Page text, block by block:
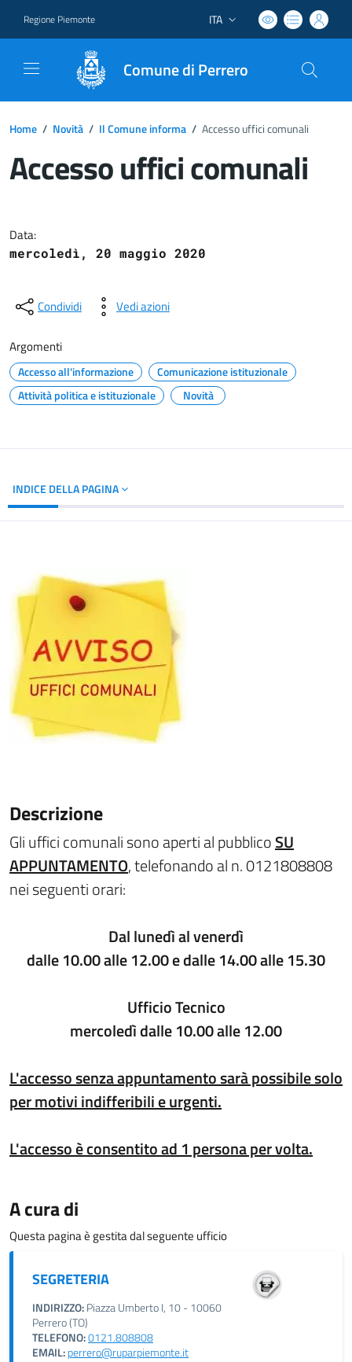
Regione Piemonte Lingua attiva:
ITA
Comune di Perrero
Home / Novità / Il Comune informa / Accesso uffici comunali
Accesso uffici comunali
Data:
mercoledì, 20 maggio 2020
Condividi Vedi azioni
Argomenti
Accesso all'informazione
Comunicazione istituzionale
Attività politica e istituzionale
Novità
INDICE DELLA PAGINA
Descrizione
Gli uffici comunali sono aperti al pubblicoSU
APPUNTAMENTO, telefonando al n. 0121808808
nei seguenti orari:
Dal lunedì al venerdì
dalle 10.00 alle 12.00 e dalle 14.00 alle 15.30
Ufficio Tecnico
mercoledì dalle 10.00 alle 12.00
L'accesso senza appuntamento sarà possibile solo
per motivi indifferibili e urgenti.
L'accesso è consentito ad 1 persona per volta.
A cura di
Questa pagina è gestita dal seguente ufficio
SEGRETERIA
INDIRIZZO:Piazza Umberto I, 10 - 10060
Perrero (TO)
TELEFONO:0121.808808
EMAIL:perrero@ruparpiemonte.it